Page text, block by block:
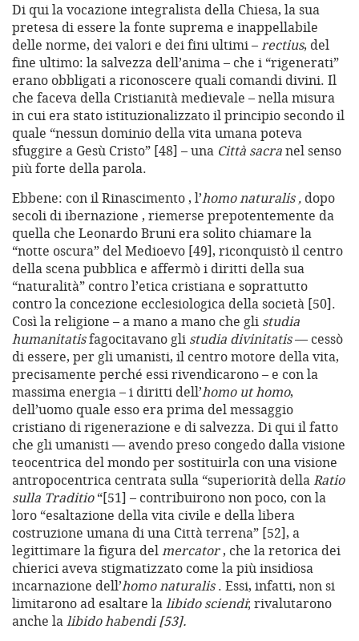
Di qui la vocazione integralista della Chiesa, la sua
pretesa di essere la fonte suprema e inappellabile
delle norme, dei valori e dei fini ultimi –rectius, del
fine ultimo: la salvezza dell’anima – che i “rigenerati”
erano obbligati a riconoscere quali comandi divini. Il
che faceva della Cristianità medievale – nella misura
in cui era stato istituzionalizzato il principio secondo il
quale “nessun dominio della vita umana poteva
sfuggire a Gesù Cristo” [48] – una Città sacranel senso
più forte della parola.
Ebbene: con il Rinascimento , l’homo naturalis , dopo
secoli di ibernazione , riemerse prepotentemente da
quella che Leonardo Bruni era solito chiamare la
“notte oscura” del Medioevo [49], riconquistò il centro
della scena pubblica e affermò i diritti della sua
“naturalità” contro l’etica cristiana e soprattutto
contro la concezione ecclesiologica della società [50].
Così la religione – a mano a mano che gli studia
humanitatisfagocitavano gli studia divinitatis— cessò
di essere, per gli umanisti, il centro motore della vita,
precisamente perché essi rivendicarono – e con la
massima energia – i diritti dell’homo ut homo,
dell’uomo quale esso era prima del messaggio
cristiano di rigenerazione e di salvezza. Di qui il fatto
che gli umanisti — avendo preso congedo dalla visione
teocentrica del mondo per sostituirla con una visione
antropocentrica centrata sulla “superiorità dellaRatio
sulla Traditio“[51] – contribuirono non poco, con la
loro “esaltazione della vita civile e della libera
costruzione umana di una Città terrena” [52], a
legittimare la figura delmercator, che la retorica dei
chierici aveva stigmatizzato come la più insidiosa
incarnazione dell’homo naturalis. Essi, infatti, non si
limitarono ad esaltare lalibido sciendi; rivalutarono
anche lalibido habendi [53].